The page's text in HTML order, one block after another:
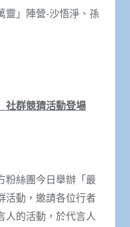
靈」陣營-沙悟淨、孫
社群競猜活動登場
粉絲團今日舉辦「最
活動，邀請各位行者
人的活動，於代言人